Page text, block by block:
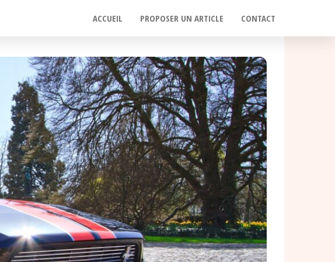
ACCUEIL PROPOSER UN ARTICLE CONTACT